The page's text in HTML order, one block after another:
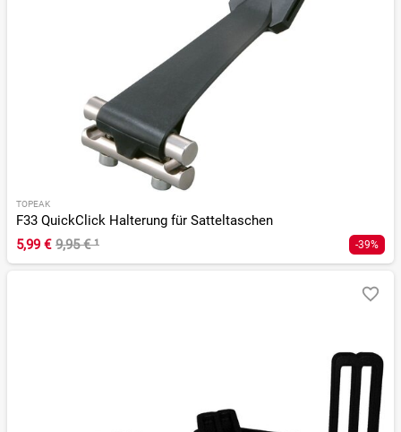
TOPEAK
F33 QuickClick Halterung für Satteltaschen
5,99 € 9,95 €¹ -39%